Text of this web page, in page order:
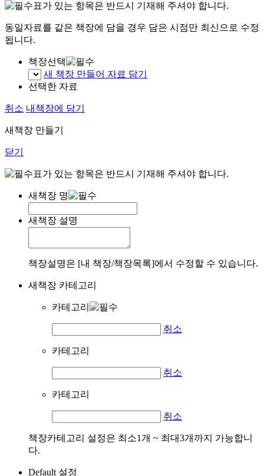
표가 있는 항목은 반드시 기재해 주셔야 합니다.
동일자료를 같은 책장에 담을 경우 담은 시점만 최신으로 수정
됩니다.
책장선택
새 책장 만들어 자료 담기
선택한 자료
취소 내책장에 담기
새책장 만들기
닫기
표가 있는 항목은 반드시 기재해 주셔야 합니다.
새책장 명
새책장 설명
책장설명은 [내 책장/책장목록]에서 수정할 수 있습니다.
새책장 카테고리
카테고리
취소
카테고리
취소
카테고리
취소
책장카테고리 설정은 최소1개 ~ 최대3개까지 가능합니
다.
Default 설정